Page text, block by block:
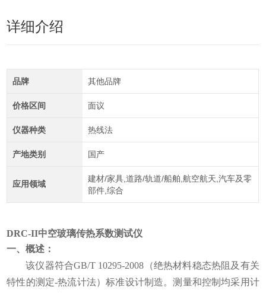
详细介绍
品牌 其他品牌
价格区间 面议
仪器种类 热线法
产地类别 国产
应用领域
建材/家具,道路/轨道/船舶,航空航天,汽车及零
部件,综合
DRC-II中空玻璃传热系数测试仪
一、概述：
该仪器符合GB/T 10295-2008 （绝热材料稳态热阻及有关
特性的测定-热流计法）标准设计制造。测量和控制均采用计